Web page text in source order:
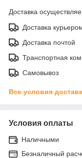
Доставка
Доставка
Доставка почтой
Транспортная
Самовывоз
Все условия
Условия оплаты
Наличными
Безналичный